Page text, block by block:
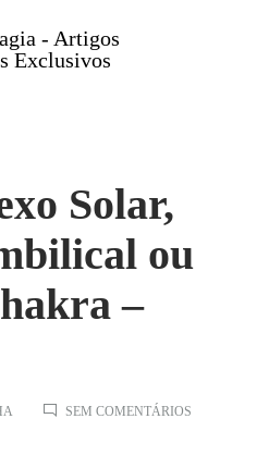
Solar,
ou
–
SEM COMENTÁRIOS